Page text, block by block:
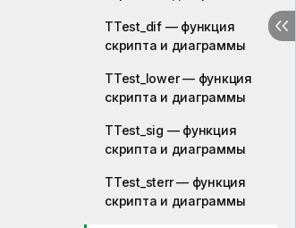
TTest_dif — функция
скриптa и диаграммы
TTest_lower — функция
скриптa и диаграммы
TTest_sig — функция
скриптa и диаграммы
TTest_sterr — функция
скриптa и диаграммы